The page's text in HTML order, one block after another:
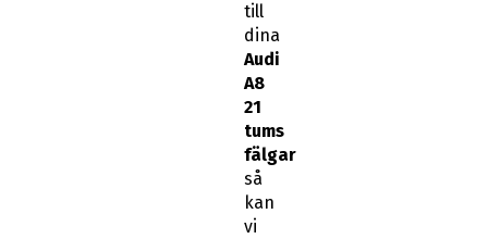
till
dina
Audi
A8
21
tums
fälgar
så
kan
vi